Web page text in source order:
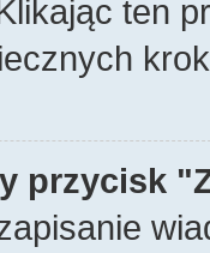
ten
przycisk